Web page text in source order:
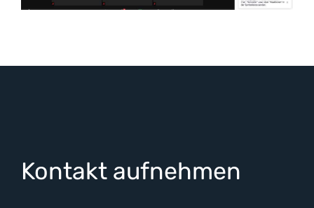
Kontakt aufnehmen